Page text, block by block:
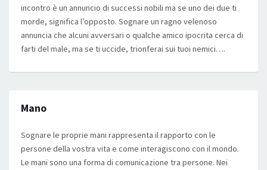
incontro è un annuncio di successi nobili ma se uno dei due ti
morde, significa l’opposto. Sognare un ragno velenoso
annuncia che alcuni avversari o qualche amico ipocrita cerca di
farti del male, ma se ti uccide, trionferai sui tuoi nemici….
Mano
Sognare le proprie mani rappresenta il rapporto con le
persone della vostra vita e come interagiscono con il mondo.
Le mani sono una forma di comunicazione tra persone. Nei